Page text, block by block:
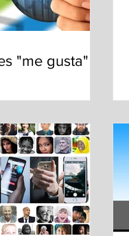
"me gusta"